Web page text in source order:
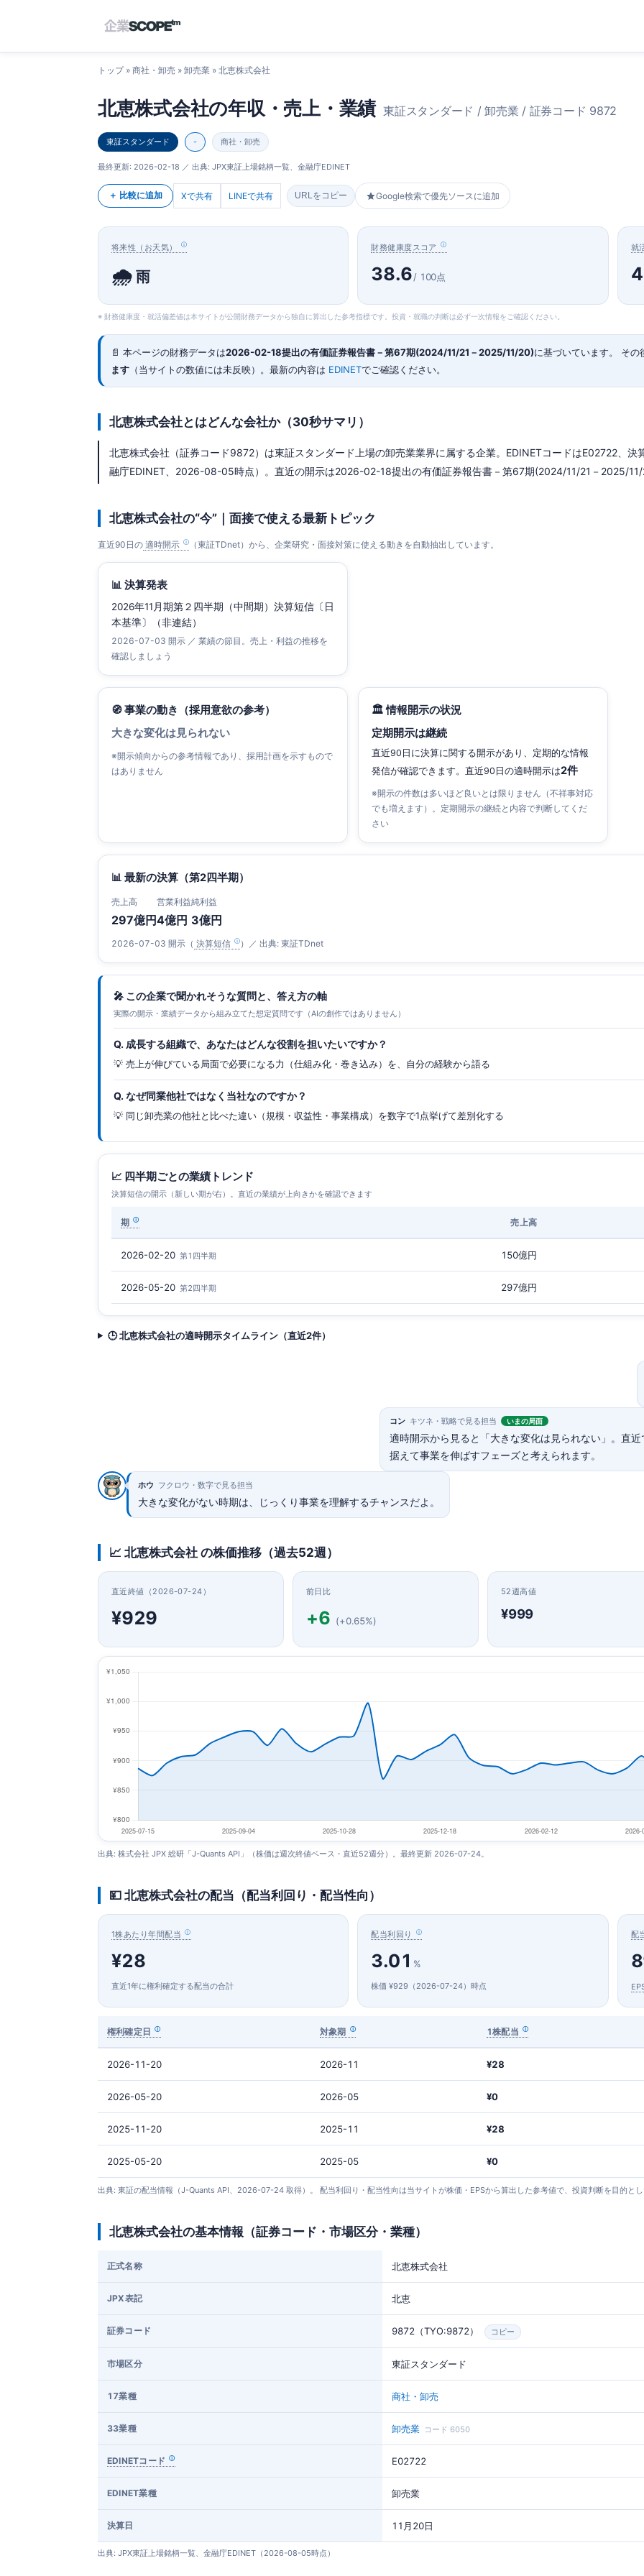
トップ» 商社・卸売 » 卸売業 » 北恵株式会社
北恵株式会社の年収・売上・業績 東証スタンダード / 卸売業 / 証券コード 9872
東証スタンダード - 商社・卸売
最終更新: 2026-02-18 ／ 出典: JPX東証上場銘柄一覧、金融庁EDINET
＋ 比較に追加 Xで共有 LINEで共有 URLをコピー Google検索で優先ソースに追加
将来性（お天気）
🌧️雨
財務健康度スコア
38.6/ 100点
就
※ 財務健康度・就活偏差値は本サイトが公開財務データから独自に算出した参考指標です。投資・就職の判断は必ず一次情報をご確認ください。
📄 本ページの財務データは2026-02-18提出の有価証券報告書－第67期(2024/11/21－2025/11/20)に基づいています。 その
ます （当サイトの数値には未反映）。最新の内容は EDINETでご確認ください。
北恵株式会社とはどんな会社か（30秒サマリ）
北恵株式会社（証券コード9872）は東証スタンダード上場の卸売業業界に属する企業。EDINETコードはE02722、
融庁EDINET、2026-08-05時点）。直近の開示は2026-02-18提出の有価証券報告書－第67期(2024/11/21－2025/
北恵株式会社の“今”｜面接で使える最新トピック
直近90日の 適時開示 （東証TDnet）から、企業研究・面接対策に使える動きを自動抽出しています。
📊 決算発表
2026年11月期第２四半期（中間期）決算短信〔日
本基準〕（非連結）
2026-07-03 開示 ／ 業績の節目。売上・利益の推移を
確認しましょう
🧭 事業の動き（採用意欲の参考）
大きな変化は見られない
※開示傾向からの参考情報であり、採用計画を示すもので
はありません
🏛 情報開示の状況
定期開示は継続
直近90日に決算に関する開示があり、定期的な情報
発信が確認できます。直近90日の適時開示は2件
※開示の件数は多いほど良いとは限りません（不祥事対応
でも増えます）。定期開示の継続と内容で判断してくだ
さい
📊 最新の決算（第2四半期）
売上高
297億円
営業利益
4億円
純利益
3億円
2026-07-03 開示（ 決算短信 ）／ 出典: 東証TDnet
🎤 この企業で聞かれそうな質問と、答え方の軸
実際の開示・業績データから組み立てた想定質問です（AIの創作ではありません）
Q. 成長する組織で、あなたはどんな役割を担いたいですか？
💡 売上が伸びている局面で必要になる力（仕組み化・巻き込み）を、自分の経験から語る
Q. なぜ同業他社ではなく当社なのですか？
💡 同じ卸売業の他社と比べた違い（規模・収益性・事業構成）を数字で1点挙げて差別化する
📈 四半期ごとの業績トレンド
決算短信の開示（新しい期が右）。直近の業績が上向きかを確認できます
期 売上高
2026-02-20 第1四半期 150億円
2026-05-20 第2四半期 297億円
🕒 北恵株式会社の適時開示タイムライン（直近2件）
コン キツネ・戦略で見る担当 いまの局面
適時開示から見ると「大きな変化は見られない」。直
据えて事業を伸ばすフェーズと考えられます。
ホウ フクロウ・数字で見る担当
大きな変化がない時期は、じっくり事業を理解するチャンスだよ。
📈 北恵株式会社 の株価推移（過去52週）
直近終値（2026-07-24）
¥929
前日比
+6 (+0.65%)
52週高値
¥999
出典: 株式会社 JPX 総研「J-Quants API」（株価は週次終値ベース・直近52週分）。最終更新 2026-07-24。
💴 北恵株式会社の配当（配当利回り・配当性向）
1株あたり年間配当
¥28
直近1年に権利確定する配当の合計
配当利回り
3.01 %
株価 ¥929（2026-07-24）時点
配
権利確定日 対象期 1株配当
2026-11-20 2026-11 ¥28
2026-05-20 2026-05 ¥0
2025-11-20 2025-11 ¥28
2025-05-20 2025-05 ¥0
出典: 東証の配当情報（J-Quants API、2026-07-24 取得）。 配当利回り・配当性向は当サイトが株価・EPSから算出した参考値で、投資判断を目的と
北恵株式会社の基本情報（証券コード・市場区分・業種）
正式名称 北恵株式会社
JPX表記 北恵
証券コード 9872（TYO:9872） コピー
市場区分 東証スタンダード
17業種 商社・卸売
33業種 卸売業 コード 6050
EDINETコード E02722
EDINET業種 卸売業
決算日 11月20日
出典: JPX東証上場銘柄一覧、金融庁EDINET（2026-08-05時点）